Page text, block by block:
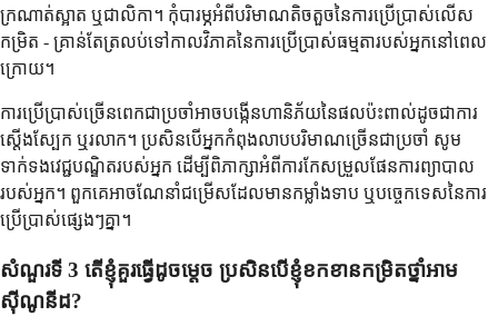
ក្រណាត់ស្អាត ឬជាលិកា។ កុំបារម្ភអំពីបរិមាណតិចតួចនៃការប្រើប្រាស់លើស
កម្រិត - គ្រាន់តែត្រលប់ទៅកាលវិភាគនៃការប្រើប្រាស់ធម្មតារបស់អ្នកនៅពេល
ក្រោយ។
ការប្រើប្រាស់ច្រើនពេកជាប្រចាំអាចបង្កើនហានិភ័យនៃផលប៉ះពាល់ដូចជាការ
ស្តើងស្បែក ឬរលាក។ ប្រសិនបើអ្នកកំពុងលាបបរិមាណច្រើនជាប្រចាំ សូម
ទាក់ទងវេជ្ជបណ្ឌិតរបស់អ្នក ដើម្បីពិភាក្សាអំពីការកែសម្រួលផែនការព្យាបាល
របស់អ្នក។ ពួកគេអាចណែនាំជម្រើសដែលមានកម្លាំងទាប ឬបច្ចេកទេសនៃការ
ប្រើប្រាស់ផ្សេងៗគ្នា។
សំណួរទី 3 តើខ្ញុំគួរធ្វើដូចម្តេច ប្រសិនបើខ្ញុំខកខានកម្រិតថ្នាំអាម
ស៊ីណូនីដ?